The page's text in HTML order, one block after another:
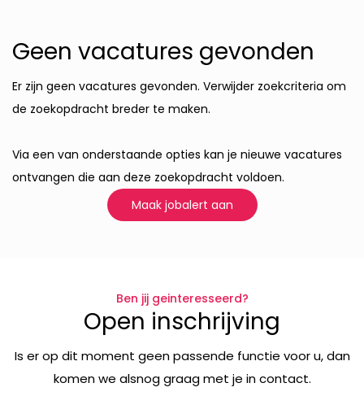
Geen vacatures gevonden
Er zijn geen vacatures gevonden. Verwijder zoekcriteria om
de zoekopdracht breder te maken.
Via een van onderstaande opties kan je nieuwe vacatures
ontvangen die aan deze zoekopdracht voldoen.
Maak jobalert aan
Ben jij geinteresseerd?
Open inschrijving
Is er op dit moment geen passende functie voor u, dan
komen we alsnog graag met je in contact.